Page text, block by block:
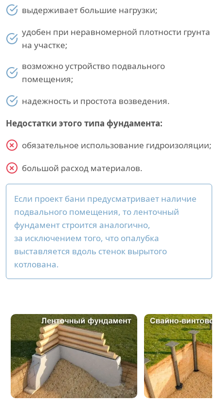
выдерживает большие нагрузки;
удобен при неравномерной плотности грунта
на участке;
возможно устройство подвального
помещения;
надежность и простота возведения.
Недостатки этого типа фундамента:
обязательное использование гидроизоляции;
большой расход материалов.
Если проект бани предусматривает наличие
подвального помещения, то ленточный
фундамент строится аналогично,
за исключением того, что опалубка
выставляется вдоль стенок вырытого
котлована.